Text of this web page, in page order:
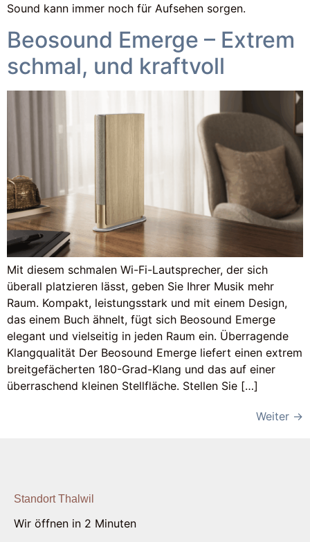
Sound kann immer noch für Aufsehen sorgen.
Beosound Emerge – Extrem
schmal, und kraftvoll
Mit diesem schmalen Wi-Fi-Lautsprecher, der sich
überall platzieren lässt, geben Sie Ihrer Musik mehr
Raum. Kompakt, leistungsstark und mit einem Design,
das einem Buch ähnelt, fügt sich Beosound Emerge
elegant und vielseitig in jeden Raum ein. Überragende
Klangqualität Der Beosound Emerge liefert einen extrem
breitgefächerten 180-Grad-Klang und das auf einer
überraschend kleinen Stellfläche. Stellen Sie […]
Weiter →
Standort Thalwil
Wir öffnen in 2 Minuten